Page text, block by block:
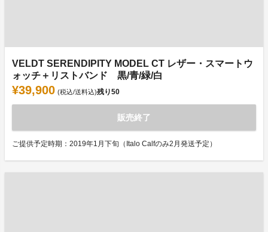
VELDT SERENDIPITY MODEL CT レザー・スマートウ
ォッチ＋リストバンド 黒/青/緑/白
¥39,900 (税込/送料込)残り50
販売終了
ご提供予定時期：2019年1月下旬（Italo Calfのみ2月発送予定）